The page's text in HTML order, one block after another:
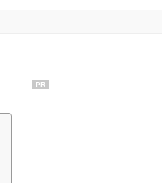
PR